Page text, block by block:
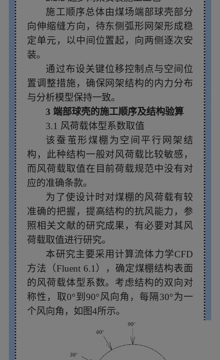
施工顺序总体由煤场端部球壳部分
向伸缩缝方向，待东侧弧形网架形成稳
定单元，以中间位置起，向两侧逐次安
装。
通过布设关键位移控制点与空间位
置调整措施，确保网架结构的内力分布
与分析模型保持一致。
3 端部球壳的施工顺序及结构验算
3.1 风荷载体型系数取值
该蚕茧形煤棚为空间平行网架结
构，此种结构一般对风荷载比较敏感，
而风荷载取值在目前荷载规范中没有对
应的准确条款。
为了使设计时对煤棚的风荷载有较
准确的把握，提高结构的抗风能力，参
照相关文献的研究成果，有必要对其风
荷载取值进行研究。
本研究主要采用计算流体力学CFD
方法（Fluent 6.1），确定煤棚结构表面
的风荷载体型系数。考虑结构的双向对
称性，取0°到90°风向角，每隔30°为一
个风向角，如图4所示。